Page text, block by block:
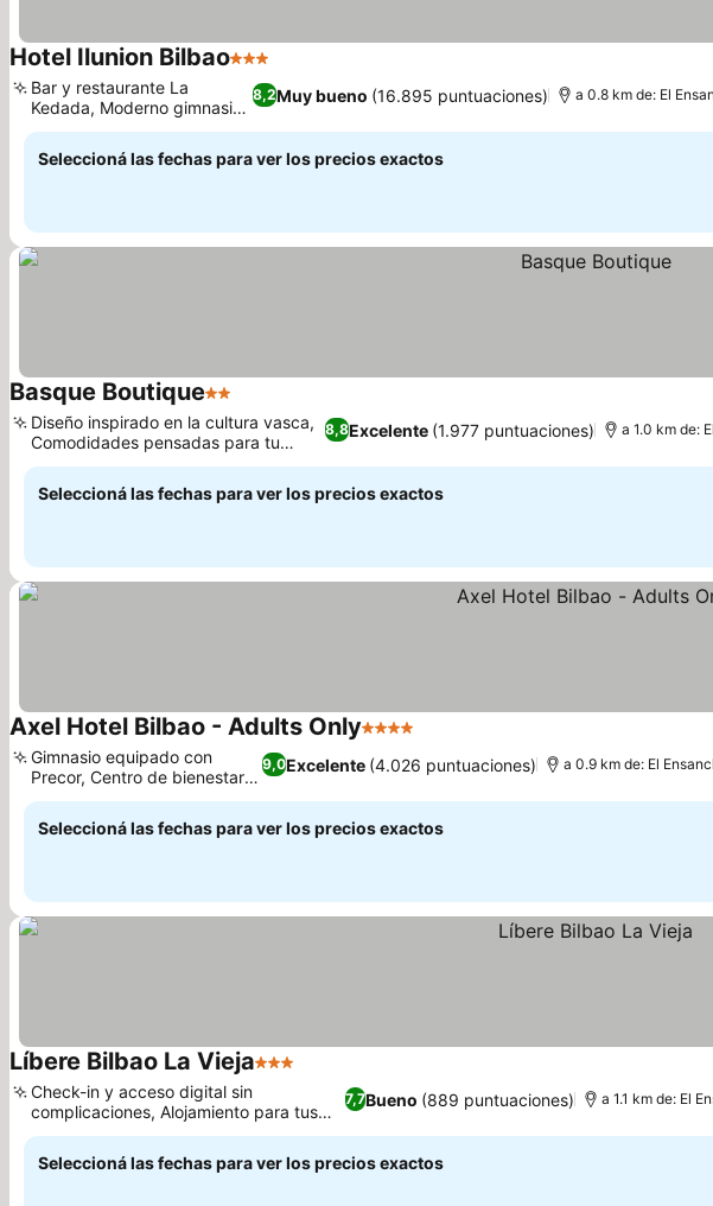
Hotel Ilunion Bilbao3 Estrellas
8,2Muy bueno (16.895 puntuaciones)
Bar y restaurante La
Kedada, Moderno gimnasio
y sauna
a 0.8 km de: El
Seleccioná las fechas para ver los precios exactos
Basque Boutique2 Estrellas
8,8Excelente (1.977 puntuaciones)
Diseño inspirado en la cultura vasca,
Comodidades pensadas para tu
habitación
a 1.0 km de:
Seleccioná las fechas para ver los precios exactos
Axel Hotel Bilbao - Adults Only4 Estrellas
9,0Excelente (4.026 puntuaciones)
Gimnasio equipado con
Precor, Centro de bienestar y
spa
a 0.9 km de: El
Seleccioná las fechas para ver los precios exactos
Líbere Bilbao La Vieja3 Estrellas
7,7Bueno (889 puntuaciones)
Check-in y acceso digital sin
complicaciones, Alojamiento para tus
amigos peludos
a 1.1 km de: El
Seleccioná las fechas para ver los precios exactos